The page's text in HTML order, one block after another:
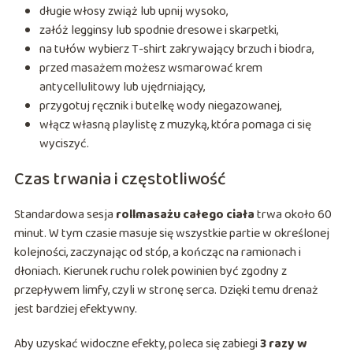
długie włosy zwiąż lub upnij wysoko,
załóż legginsy lub spodnie dresowe i skarpetki,
na tułów wybierz T-shirt zakrywający brzuch i biodra,
przed masażem możesz wsmarować krem
antycellulitowy lub ujędrniający,
przygotuj ręcznik i butelkę wody niegazowanej,
włącz własną playlistę z muzyką, która pomaga ci się
wyciszyć.
Czas trwania i częstotliwość
Standardowa sesja rollmasażu całego ciałatrwa około 60
minut. W tym czasie masuje się wszystkie partie w określonej
kolejności, zaczynając od stóp, a kończąc na ramionach i
dłoniach. Kierunek ruchu rolek powinien być zgodny z
przepływem limfy, czyli w stronę serca. Dzięki temu drenaż
jest bardziej efektywny.
Aby uzyskać widoczne efekty, poleca się zabiegi3 razy w